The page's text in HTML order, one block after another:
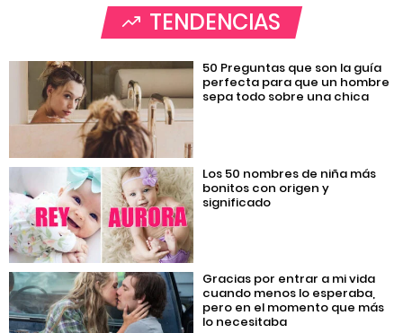
TENDENCIAS
50 Preguntas que son la guía
perfecta para que un hombre
sepa todo sobre una chica
Los 50 nombres de niña más
bonitos con origen y
significado
Gracias por entrar a mi vida
cuando menos lo esperaba,
pero en el momento que más
lo necesitaba